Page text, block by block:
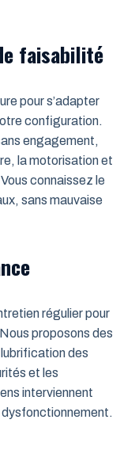
faisabilité
pour s’adapter
configuration.
engagement,
la motorisation et
connaissez le
sans mauvaise
régulier pour
proposons des
des
et les
interviennent